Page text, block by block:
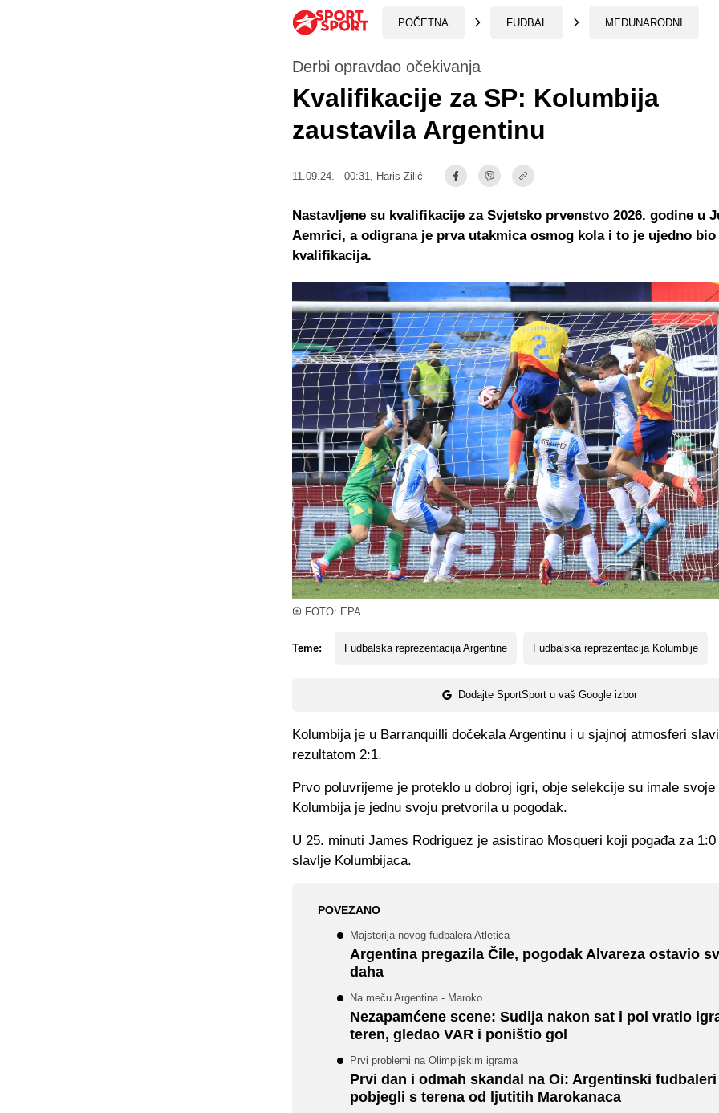
POČETNA FUDBAL MEĐUNARODNI
FOTO: EPA
Derbi opravdao očekivanja
Kvalifikacije za SP: Kolumbija
zaustavila Argentinu
11.09.24. - 00:31, Haris Zilić
Teme: Fudbalska reprezentacija Argentine Fudbalska reprezentacija Kolumbije
Dodajte SportSport u vaš Google izbor
Nastavljene su kvalifikacije za Svjetsko prvenstvo 2026. godine u
Aemrici, a odigrana je prva utakmica osmog kola i to je ujedno bio
kvalifikacija.
Kolumbija je u Barranquilli dočekala Argentinu i u sjajnoj atmosferi
rezultatom 2:1.
Prvo poluvrijeme je proteklo u dobroj igri, obje selekcije su imale
Kolumbija je jednu svoju pretvorila u pogodak.
U 25. minuti James Rodriguez je asistirao Mosqueri koji pogađa za
slavlje Kolumbijaca.
POVEZANO
Majstorija novog fudbalera Atletica
Argentina pregazila Čile, pogodak Alvareza ostavio
daha
Na meču Argentina - Maroko
Nezapamćene scene: Sudija nakon sat i pol vratio
teren, gledao VAR i poništio gol
Prvi problemi na Olimpijskim igrama
Prvi dan i odmah skandal na Oi: Argentinski fudbaleri
pobjegli s terena od ljutitih Marokanaca